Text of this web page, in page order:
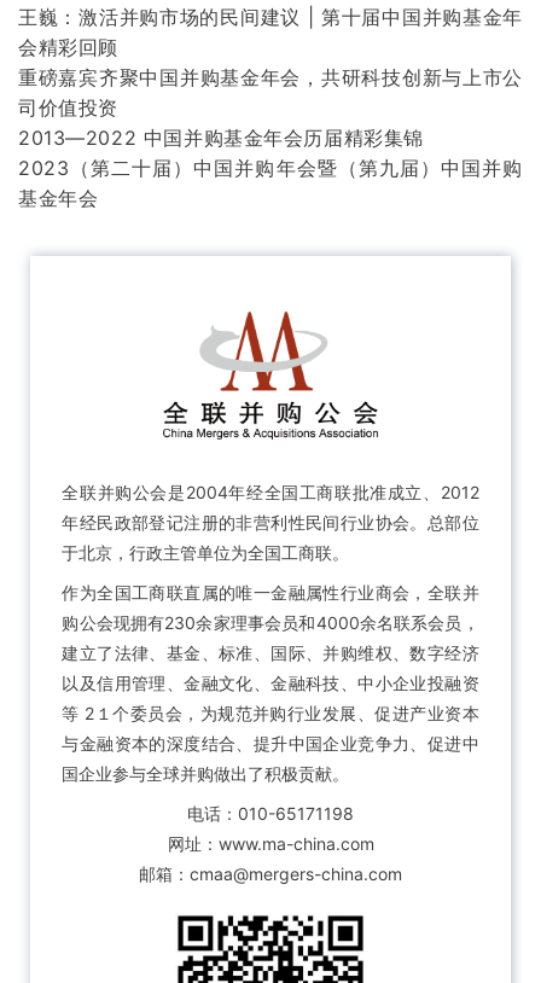
王巍：激活并购市场的民间建议 | 第十届中国并购基金年
会精彩回顾
重磅嘉宾齐聚中国并购基金年会，共研科技创新与上市公
司价值投资
2013—2022 中国并购基金年会历届精彩集锦
2023（第二十届）中国并购年会暨（第九届）中国并购
基金年会
全联并购公会是2004年经全国工商联批准成立、2012
年经民政部登记注册的非营利性民间行业协会。总部位
于北京，行政主管单位为全国工商联。
作为全国工商联直属的唯一金融属性行业商会，全联并
购公会现拥有230余家理事会员和4000余名联系会员，
建立了法律、基金、标准、国际、并购维权、数字经济
以及信用管理、金融文化、金融科技、中小企业投融资
等 2１个委员会，为规范并购行业发展、促进产业资本
与金融资本的深度结合、提升中国企业竞争力、促进中
国企业参与全球并购做出了积极贡献。
电话：010-65171198
网址：www.ma-china.com
邮箱：cmaa@mergers-china.com